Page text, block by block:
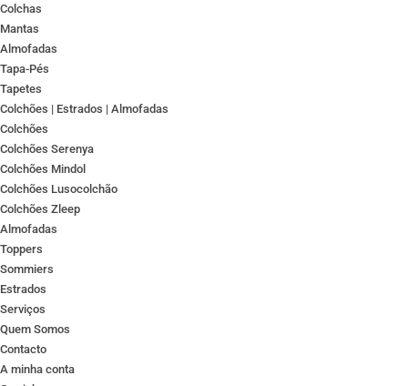
Colchas
Mantas
Almofadas
Tapa-Pés
Tapetes
Colchões | Estrados | Almofadas
Colchões
Colchões Serenya
Colchões Mindol
Colchões Lusocolchão
Colchões Zleep
Almofadas
Toppers
Sommiers
Estrados
Serviços
Quem Somos
Contacto
A minha conta